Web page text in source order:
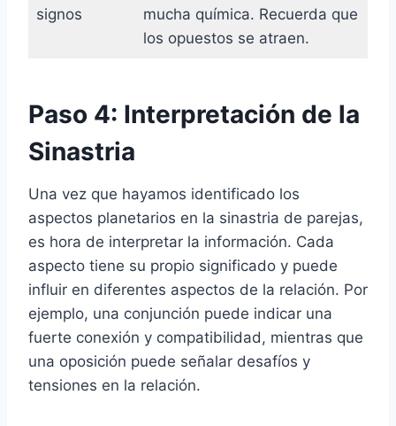
signos
mucha química. Recuerda que
los opuestos se atraen.
Paso 4: Interpretación de la
Sinastria
Una vez que hayamos identificado los
aspectos planetarios en la sinastria de parejas,
es hora de interpretar la información. Cada
aspecto tiene su propio significado y puede
influir en diferentes aspectos de la relación. Por
ejemplo, una conjunción puede indicar una
fuerte conexión y compatibilidad, mientras que
una oposición puede señalar desafíos y
tensiones en la relación.